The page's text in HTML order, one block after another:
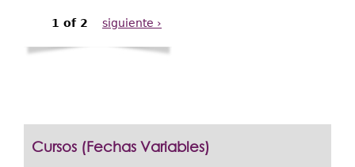
1 of 2 siguiente ›
Cursos (Fechas Variables)